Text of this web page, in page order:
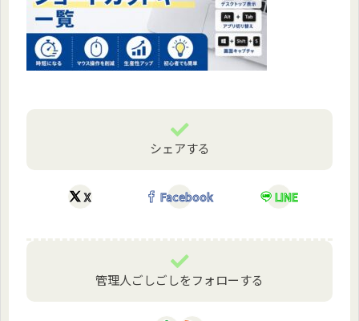
シェアする
X Facebook LINE
管理人ごしごしをフォローする